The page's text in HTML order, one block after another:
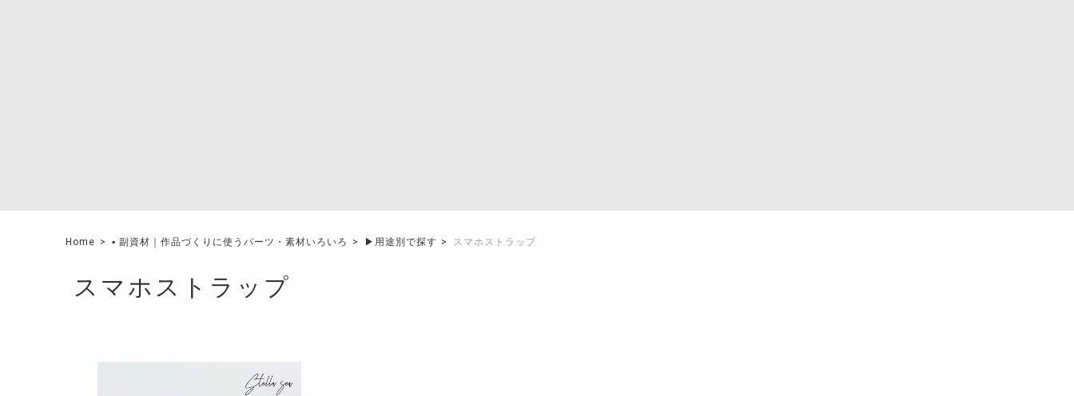
Home ▪︎ 副資材｜作品づくりに使うパーツ・素材いろいろ ▶︎用途別で探す スマホストラップ
スマホストラップ